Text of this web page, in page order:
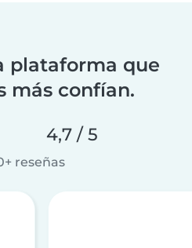
plataforma que
más confían.
4,7 / 5
reseñas